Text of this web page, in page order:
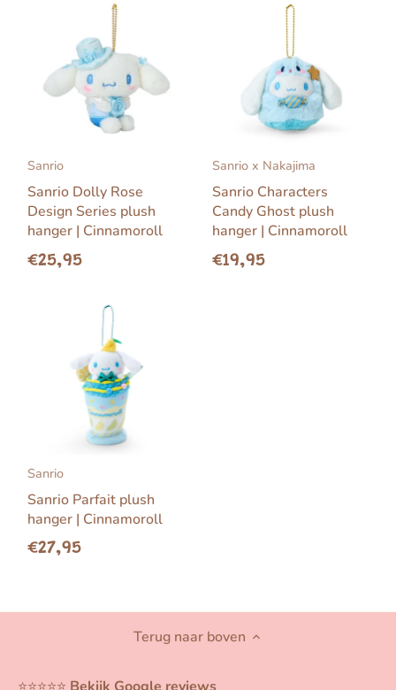
Sanrio
Sanrio Dolly Rose
Design Series plush
hanger | Cinnamoroll
€25,95
Sanrio x Nakajima
Sanrio Characters
Candy Ghost plush
hanger | Cinnamoroll
€19,95
Sanrio
Sanrio Parfait plush
hanger | Cinnamoroll
€27,95
Terug naar boven